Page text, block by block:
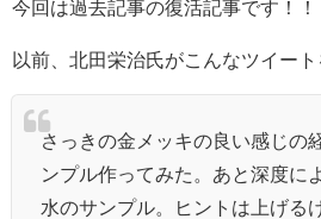
今回は過去記事の復活記事です！！
以前、北田栄治氏がこんなツイート
さっきの金メッキの良い感じの
ンプル作ってみた。あと深度に
水のサンプル。ヒントは上げる